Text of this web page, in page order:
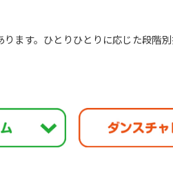
ます。ひとりひとりに応じた段階
is
may